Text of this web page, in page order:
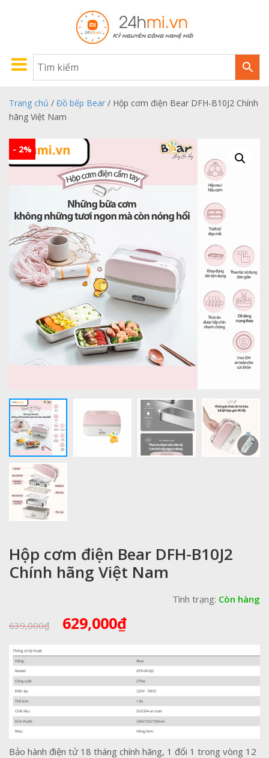
Trang chủ / Đồ bếp Bear / Hộp cơm điện Bear DFH-B10J2 Chính
hãng Việt Nam
- 2%
Hộp cơm điện Bear DFH-B10J2
Chính hãng Việt Nam
Tình trạng: Còn hàng
639,000₫ Giá
gốc
là:
639,000₫.
629,000₫Giá
tại
là:
629,000₫.
Bảo hành điện tử 18 tháng chính hãng, 1 đổi 1 trong vòng 12